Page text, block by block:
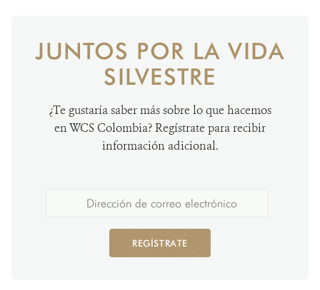
JUNTOS POR LA VIDA
SILVESTRE
¿Te gustaría saber más sobre lo que hacemos
en WCS Colombia? Regístrate para recibir
información adicional.
REGÍSTRATE